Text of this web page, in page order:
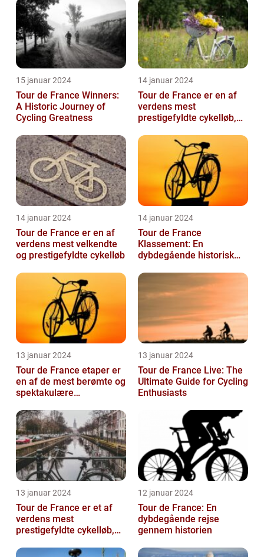
15 januar 2024
Tour de France Winners:
A Historic Journey of
Cycling Greatness
14 januar 2024
Tour de France er en af
verdens mest
prestigefyldte cykelløb,
seere hver...
14 januar 2024
Tour de France er en af
verdens mest velkendte
og prestigefyldte cykelløb
14 januar 2024
Tour de France
Klassement: En
dybdegående historisk
13 januar 2024
Tour de France etaper er
en af de mest berømte og
spektakulære
professionel c...
13 januar 2024
Tour de France Live: The
Ultimate Guide for Cycling
Enthusiasts
13 januar 2024
Tour de France er et af
verdens mest
prestigefyldte cykelløb,
opmærksomhed fra
12 januar 2024
Tour de France: En
dybdegående rejse
gennem historien